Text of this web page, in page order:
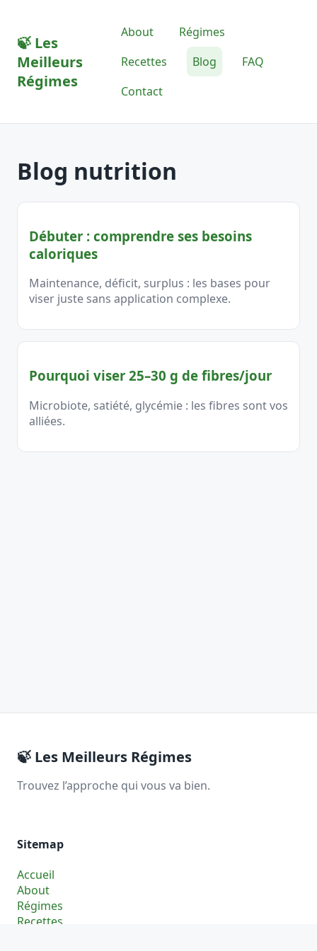
🍃 Les
Meilleurs
Régimes
About
Régimes
Recettes
Blog
FAQ
Contact
Blog nutrition
Débuter : comprendre ses besoins
caloriques
Maintenance, déficit, surplus : les bases pour
viser juste sans application complexe.
Pourquoi viser 25–30 g de fibres/jour
Microbiote, satiété, glycémie : les fibres sont vos
alliées.
🍃 Les Meilleurs Régimes
Trouvez l’approche qui vous va bien.
Sitemap
Accueil
About
Régimes
Recettes